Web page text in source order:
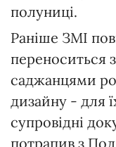
полуниці.
Раніше ЗМІ
переноситься
саджанцями
дизайну - для
супровідні
потрапив з